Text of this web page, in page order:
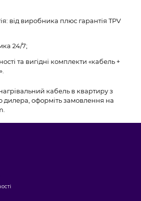
від виробника плюс гарантія TPV
24/7;
та вигідні комплекти «кабель +
кабель в квартиру з
дилера, оформіть замовлення на